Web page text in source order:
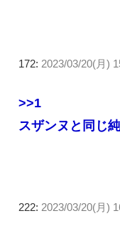
172: 2023/03/20(月)
>>1
スザンヌと同じ
222: 2023/03/20(月)